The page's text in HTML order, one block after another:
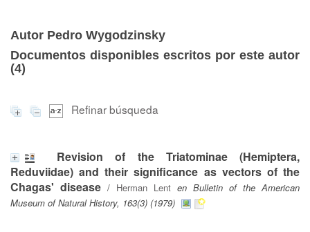
Autor Pedro Wygodzinsky
Documentos disponibles escritos por este autor
(4)
Refinar búsqueda
Revision of the Triatominae (Hemiptera,
Reduviidae) and their significance as vectors of the
Chagas' disease / Herman Lent en Bulletin of the American
Museum of Natural History, 163(3) (1979)